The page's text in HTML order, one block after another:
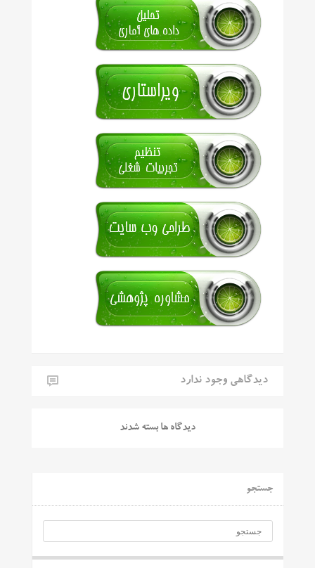
دیدگاهی وجود ندارد
دیدگاه ها بسته شدند
جستجو